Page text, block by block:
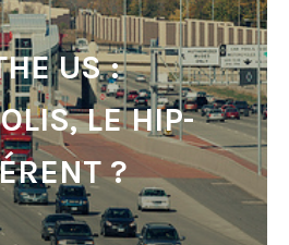
US :
LE HIP-
?